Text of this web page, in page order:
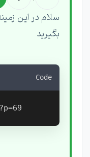
سلام در این
بگیرید
Code